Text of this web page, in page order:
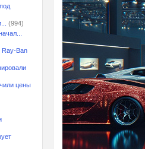
(994)
Ray-Ban
цены